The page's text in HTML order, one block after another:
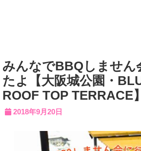
みんなでBBQしません
たよ【大阪城公園・
ROOF TOP TERRACE】
2018年9月20日